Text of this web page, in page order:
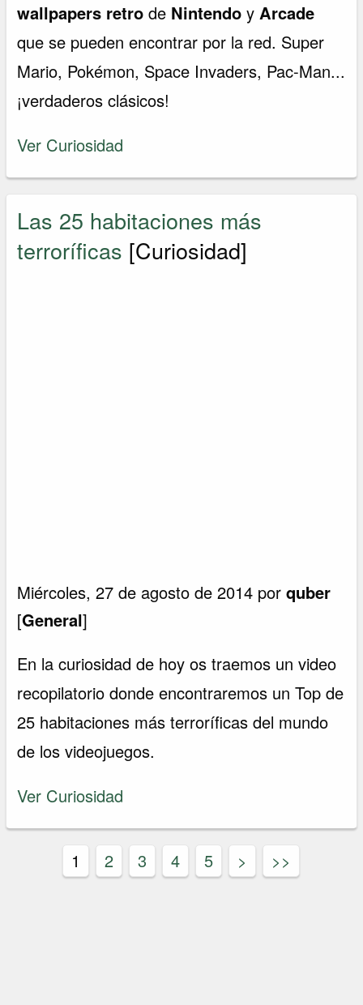
wallpapers retro de Nintendo yArcade
que se pueden encontrar por la red. Super
Mario, Pokémon, Space Invaders, Pac-Man...
¡verdaderos clásicos!
Ver Curiosidad
Las 25 habitaciones más
terroríficas [Curiosidad]
Miércoles, 27 de agosto de 2014 porquber
[General]
En la curiosidad de hoy os traemos un video
recopilatorio donde encontraremos un Top de
25 habitaciones más terroríficas del mundo
de los videojuegos.
Ver Curiosidad
1 2 3 4 5 > >>